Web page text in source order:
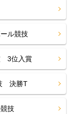
ル競技
3位入賞
決勝T
技